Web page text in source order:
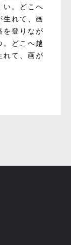
い。どこへ
生れて、画
を登りなが
。どこへ越
れて、画が